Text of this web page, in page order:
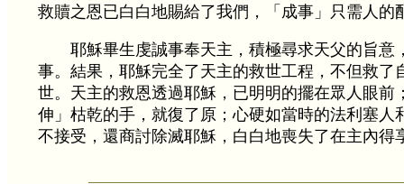
救贖之恩已白白地賜給了我們，「成事」只需人的
耶穌畢生虔誠事奉天主，積極尋求天父的旨意
事。結果，耶穌完全了天主的救世工程，不但救了
世。天主的救恩透過耶穌，已明明的擺在眾人眼前
伸」枯乾的手，就復了原；心硬如當時的法利塞人
不接受，還商討除滅耶穌，白白地喪失了在主內得